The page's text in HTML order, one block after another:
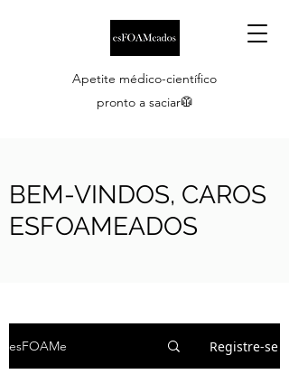
Apetite médico-científico
pronto a saciar🥼
BEM-VINDOS, CAROS
ESFOAMEADOS
esFOAMe Registre-se